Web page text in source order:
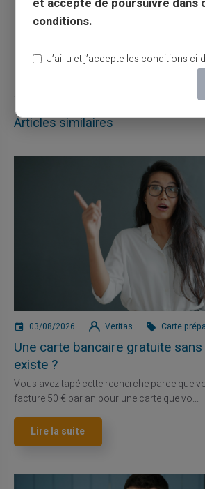
Articles similaires
03/08/2026 Veritas Carte
Une carte bancaire gratuite
existe ?
Vous avez tapé cette recherche parce que
facture 50 € par an pour une carte que vo...
Lire la suite
et accepte de poursuivre dans
conditions.
J’ai lu et j’accepte les conditions ci-